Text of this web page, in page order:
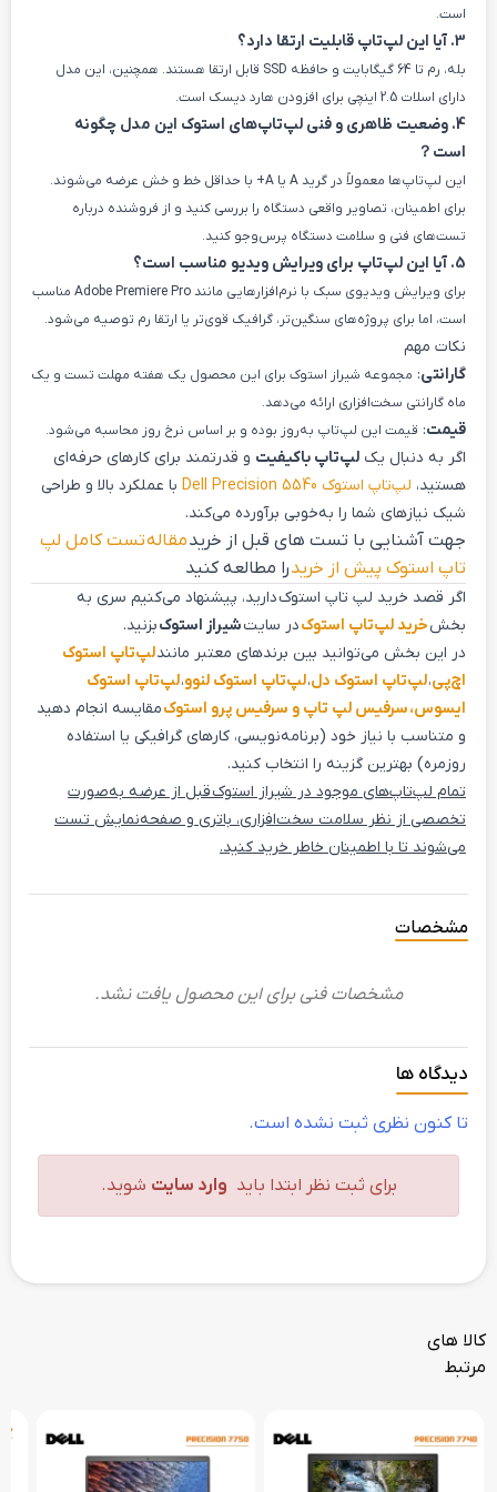
است.
3. آیا این لپ‌تاپ قابلیت ارتقا دارد؟
بله، رم تا 64 گیگابایت و حافظه SSD قابل ارتقا هستند. همچنین، این مدل
دارای اسلات 2.5 اینچی برای افزودن هارد دیسک است.
4. وضعیت ظاهری و فنی لپ‌تاپ‌های استوک این مدل چگونه
است？
این لپ‌تاپ‌ها معمولاً در گرید A یا A+ با حداقل خط و خش عرضه می‌شوند.
برای اطمینان، تصاویر واقعی دستگاه را بررسی کنید و از فروشنده درباره
تست‌های فنی و سلامت دستگاه پرس‌وجو کنید.
5. آیا این لپ‌تاپ برای ویرایش ویدیو مناسب است؟
برای ویرایش ویدیوی سبک با نرم‌افزارهایی مانند Adobe Premiere Pro مناسب
است، اما برای پروژه‌های سنگین‌تر، گرافیک قوی‌تر یا ارتقا رم توصیه می‌شود.
نکات مهم
گارانتی: مجموعه شیراز استوک برای این محصول یک هفته مهلت تست و یک
ماه گارانتی سخت‌افزاری ارائه می‌دهد.
قیمت: قیمت این لپ‌تاپ به‌روز بوده و بر اساس نرخ روز محاسبه می‌شود.
اگر به دنبال یک لپ‌تاپ باکیفیت و قدرتمند برای کارهای حرفه‌ای
هستید، لپ‌تاپ استوک Dell Precision 5540
با عملکرد بالا و طراحی
شیک نیازهای شما را به‌خوبی برآورده می‌کند.
جهت آشنایی با تست های قبل از خریدمقاله تست کامل لپ
تاپ استوک پیش از خریدرا مطالعه کنید
اگر قصد خرید لپ تاپ استوک دارید، پیشنهاد می‌کنیم سری به
بخشخرید لپ‌تاپ استوکدر سایتشیراز استوکبزنید.
در این بخش می‌توانید بین برندهای معتبر مانندلپ‌تاپ استوک
اچ‌پی،لپ‌تاپ استوک دل،لپ‌تاپ استوک لنوو،لپ‌تاپ استوک
ایسوس،سرفیس لپ تاپ و سرفیس پرو استوکمقایسه انجام دهید
و متناسب با نیاز خود (برنامه‌نویسی، کارهای گرافیکی یا استفاده
روزمره) بهترین گزینه را انتخاب کنید.
تمام لپ‌تاپ‌های موجود در شیراز استوک قبل از عرضه به‌صورت
تخصصی از نظر سلامت سخت‌افزاری، باتری و صفحه‌نمایش تست
می‌شوند تا با اطمینان خاطر خرید کنید.
مشخصات
مشخصات فنی برای این محصول یافت نشد.
دیدگاه ها
تا کنون نظری ثبت نشده است.
برای ثبت نظر ابتدا باید وارد سایت شوید.
کالا های
مرتبط